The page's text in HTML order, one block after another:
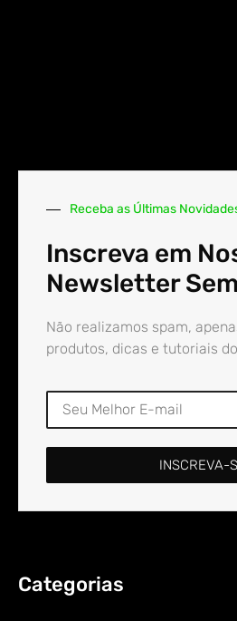
Receba as Últimas
Inscreva em
Newsletter
Não realizamos spam,
produtos, dicas e tutoriais
INSCREVA-
Categorias